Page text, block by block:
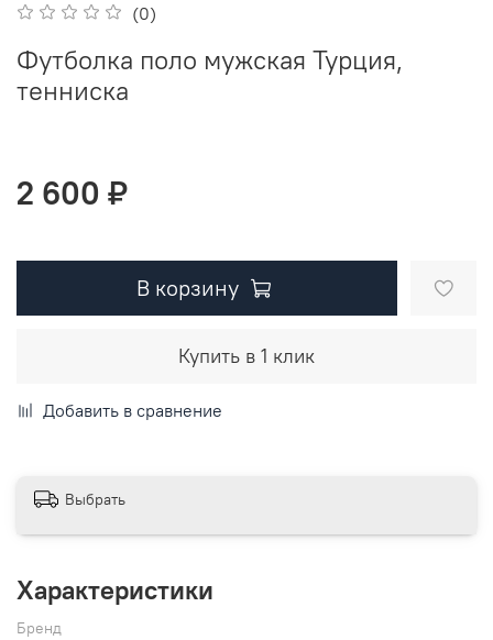
(0)
Футболка поло мужская Турция,
тенниска
2 600 ₽
В корзину
Купить в 1 клик
Добавить в сравнение
Выбрать
Характеристики
Бренд